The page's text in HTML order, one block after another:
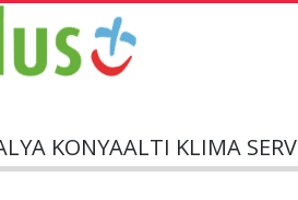
KONYAALTI KLIMA